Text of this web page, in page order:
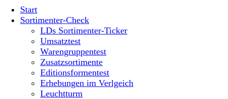
Start
Sortimenter-Check
LDs Sortimenter-Ticker
Umsatztest
Warengruppentest
Zusatzsortimente
Editionsformentest
Erhebungen im Verlgeich
Leuchtturm